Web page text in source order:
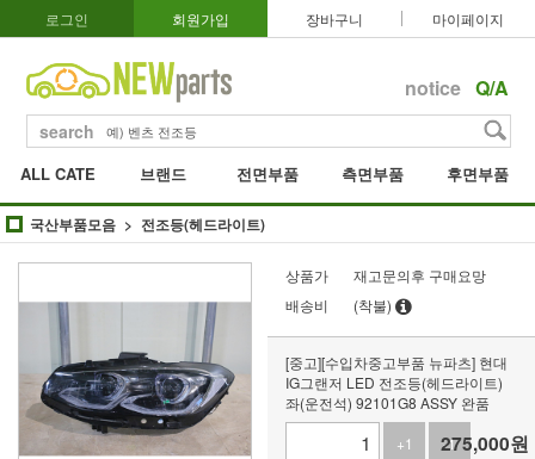
로그인 회원가입 장바구니 마이페이지
notice Q/A
search
ALL CATE 브랜드 전면부품 측면부품 후면부품
국산부품모음 전조등(헤드라이트)
상품가
재고문의후 구매요망
배송비
(착불)
[중고][수입차중고부품 뉴파츠] 현대
IG그랜저 LED 전조등(헤드라이트)
좌(운전석) 92101G8 ASSY 완품
+1
-1
275,000원